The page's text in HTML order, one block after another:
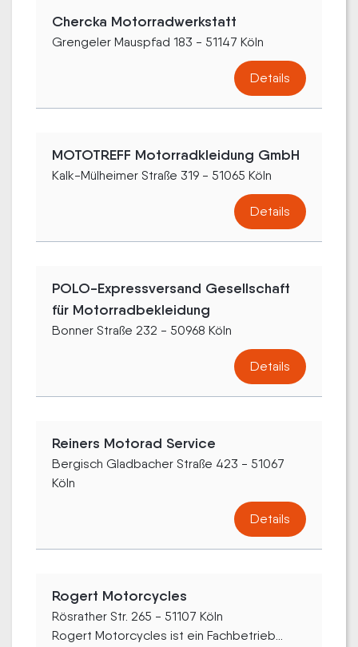
Chercka Motorradwerkstatt
Grengeler Mauspfad 183 - 51147 Köln
Details
MOTOTREFF Motorradkleidung GmbH
Kalk-Mülheimer Straße 319 - 51065 Köln
Details
POLO-Expressversand Gesellschaft
für Motorradbekleidung
Bonner Straße 232 - 50968 Köln
Details
Reiners Motorad Service
Bergisch Gladbacher Straße 423 - 51067
Köln
Details
Rogert Motorcycles
Rösrather Str. 265 - 51107 Köln
Rogert Motorcycles ist ein Fachbetrieb...